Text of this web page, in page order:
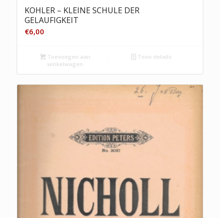
KOHLER – KLEINE SCHULE DER
GELAUFIGKEIT
€6,00
Toevoegen aan
winkelwagen
Toon details